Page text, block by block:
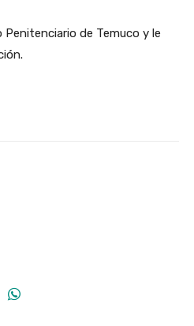
de Temuco y le